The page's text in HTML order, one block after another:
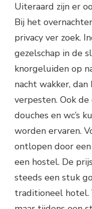
Uiteraard zijn er
Bij het
privacy ver zoek.
gezelschap in de
knorgeluiden op
nacht wakker,
verpesten. Ook
douches en wc’s
worden ervaren.
ontlopen door
een hostel. De
steeds een stuk
traditioneel hotel.